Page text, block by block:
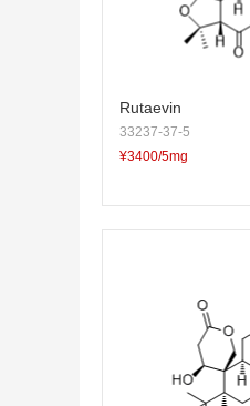
Rutaevin
33237-37-5
¥3400/5mg